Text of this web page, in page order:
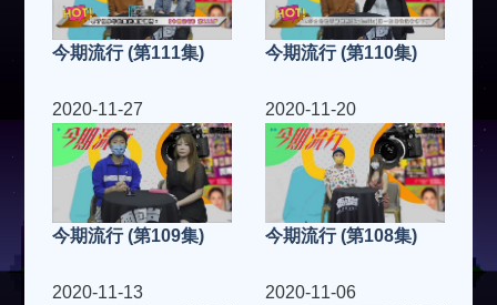
今期流行 (第111集) 今期流行 (第110集)
2020-11-27
今期流行 (第109集)
2020-11-20
今期流行 (第108集)
2020-11-13 2020-11-06